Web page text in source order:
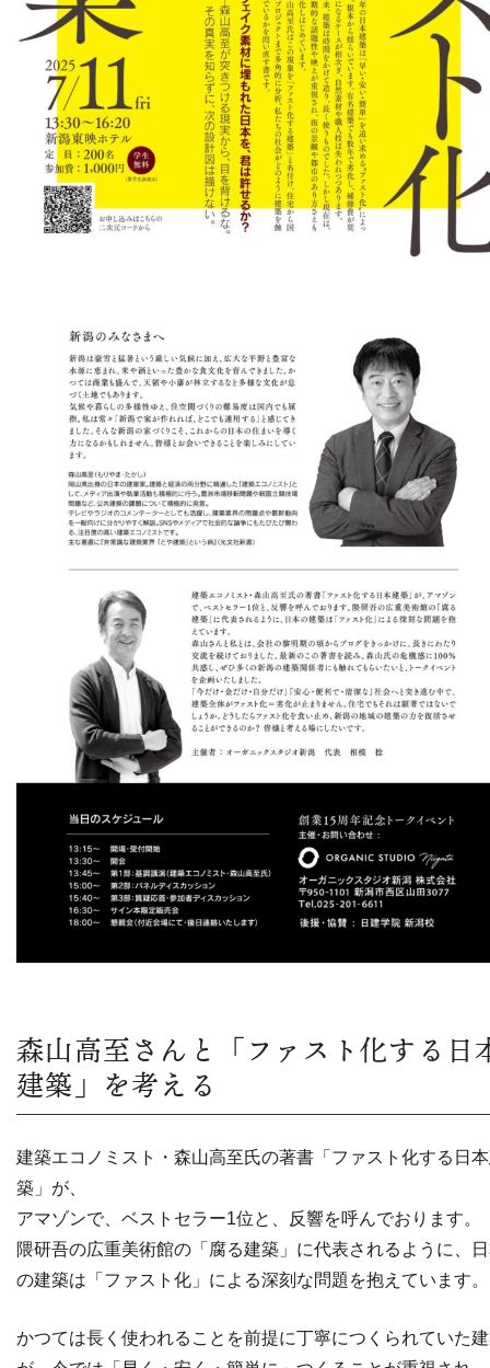
森山高至さんと「ファスト化する日
建築」を考える
建築エコノミスト・森山高至氏の著書「ファスト化する日
築」が、
アマゾンで、ベストセラー1位と、反響を呼んでおります。
隈研吾の広重美術館の「腐る建築」に代表されるように、
の建築は「ファスト化」による深刻な問題を抱えています。
かつては長く使われることを前提に丁寧につくられていた